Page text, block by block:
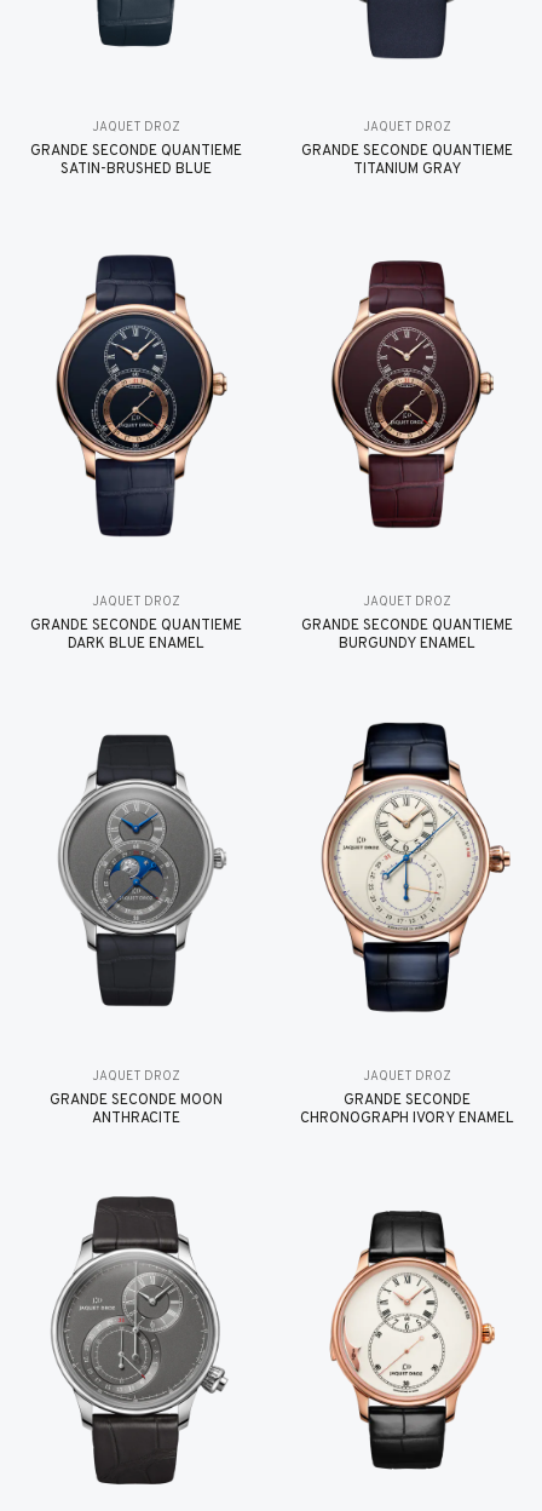
JAQUET DROZ
GRANDE SECONDE QUANTIÈME
SATIN-BRUSHED BLUE
JAQUET DROZ
GRANDE SECONDE QUANTIÈME
TITANIUM GRAY
JAQUET DROZ
GRANDE SECONDE QUANTIÈME
DARK BLUE ENAMEL
JAQUET DROZ
GRANDE SECONDE QUANTIÈME
BURGUNDY ENAMEL
JAQUET DROZ
GRANDE SECONDE MOON
ANTHRACITE
JAQUET DROZ
GRANDE SECONDE
CHRONOGRAPH IVORY ENAMEL